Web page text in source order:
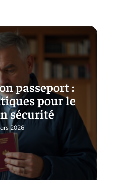
passeport :
pour le
sécurité
2026